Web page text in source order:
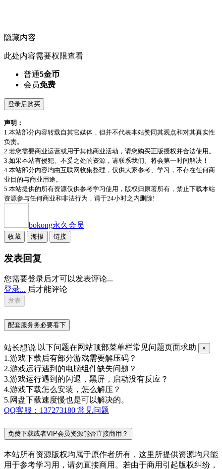
隐藏内容
此处内容需要权限查看
普通5金币
会员免费
登录后购买
声明：
1.本站部分内容转载自其它媒体，但并不代表本站赞同其观点和对其真实性
负责。
2.若您需要商业运营或用于其他商业活动，请您购买正版授权并合法使用。
3.如果本站有侵犯、不妥之处的资源，请联系我们。将会第一时间解决！
4.本站部分内容均由互联网收集整理，仅供大家参考、学习，不存在任何商
业目的与商业用途。
5.本站提供的所有资源仅供参考学习使用，版权归原著所有，禁止下载本站
资源参与任何商业和非法行为，请于24小时之内删除!
bokong永久会员
收藏 海报 链接
发表回复
您需要登录后才可以发表评论...
登录... 后才能评论
配套服务务必要看下
站长想说 以下问题在网站顶部菜单栏常见问题页面求助 ×
1.游戏下载后有部分游戏需要解压码？
2.游戏运行遇到的电脑组件缺失问题？
3.游戏运行遇到的闪退，黑屏，启动没有反应？
4.游戏下载怎么安装，怎么解压？
5.网盘下载速度慢也是可以解决的。
QQ客服：137273180 常见问题
免费下载或者VIP会员资源能否直接商用？
本站所有资源版权均属于原作者所有，这里所提供资源均只能
用于参考学习用，请勿直接商用。若由于商用引起版权纠纷，